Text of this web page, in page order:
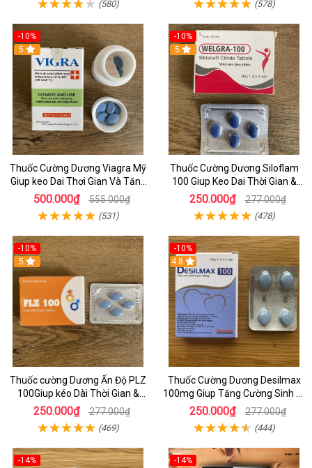
(580) (578)
-10%
5
Thuốc Cường Dương Viagra Mỹ
Giup keo Dai Thơi Gian Và Tăng
Sinh Lý Ở nam
500.000₫ 555.000₫
(531)
-10%
5
Thuốc Cường Dương Siloflam
100 Giup Keo Dai Thời Gian &
Tăng Sinh Lý Ở Nam Giới
250.000₫ 277.000₫
(478)
-10%
5
Thuốc cường Dương Ấn Độ PLZ
100Giup kéo Dài Thời Gian &
Tăng sinh Lý Ở Nam
250.000₫ 277.000₫
(469)
-10%
4.8
Thuốc Cường Dương Desilmax
100mg Giup Tăng Cường Sinh Lý
& Kéo Dài Thời Gian Cho Nam
Hiệu Quả
250.000₫ 277.000₫
(444)
-14%
-14%